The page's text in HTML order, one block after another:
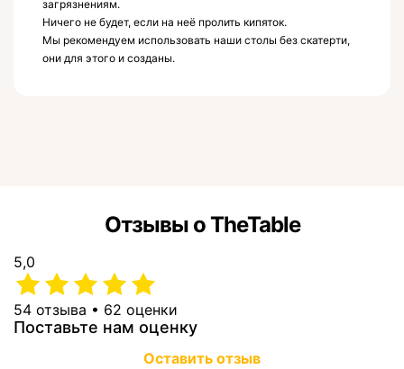
загрязнениям.
Ничего не будет, если на неё пролить кипяток.
Мы рекомендуем использовать наши столы без скатерти,
они для этого и созданы.
Отзывы о TheTable
5,0
54 отзыва • 62 оценки
Поставьте нам оценку
Оставить отзыв